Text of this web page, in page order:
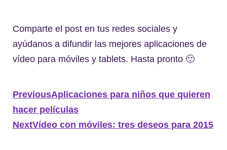
Comparte el post en tus redes sociales y
ayúdanos a difundir las mejores aplicaciones de
vídeo para móviles y tablets. Hasta pronto 🙂
PreviousAplicaciones para niños que quieren
hacer películas
NextVídeo con móviles: tres deseos para 2015